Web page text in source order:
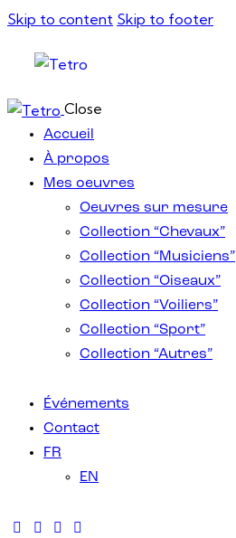
Skip to content Skip to footer
Close
Accueil
À propos
Mes oeuvres
Oeuvres sur mesure
Collection “Chevaux”
Collection “Musiciens”
Collection “Oiseaux”
Collection “Voiliers”
Collection “Sport”
Collection “Autres”
Événements
Contact
FR
EN